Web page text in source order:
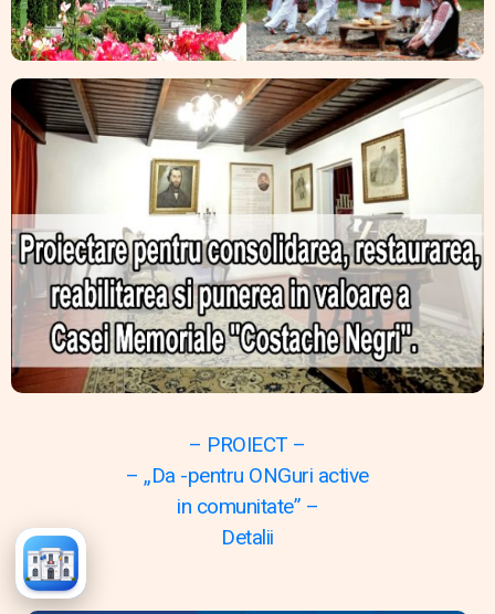
– PROIECT –
– „Da -pentru ONGuri active
in comunitate” –
Detalii